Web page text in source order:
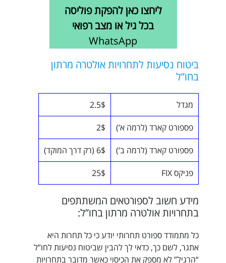
ליחצו כאן להפקת פוליסה
בכל גיל או מצב רפואי
WhatsApp
ביטוח נסיעות לתחרויות אולטרה מרתון
בחו”ל
מגדל 2.5$
פספורט קארד (לרמה א’) 2$
פספורט קארד (לרמה ב’) 6$ (רק דרך המוקד)
פניקס FIX 25$
מידע חשוב לספורטאים המשתתפים
בתחרויות אולטרה מרתון בחו”ל:
כל מתמודד ספורט תחרותי יודע כי כל תחרות היא
אתגר, לשם כך, כדאי לך להבין שביטוח נסיעות לחו”ל
“הרגיל” לא מספק את הכיסוי כאשר מדובר בתחרויות